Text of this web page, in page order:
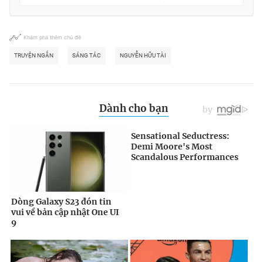
Khám phá thêm chủ đề
TRUYỆN NGẮN SÁNG TÁC NGUYỄN HỮU TÀI